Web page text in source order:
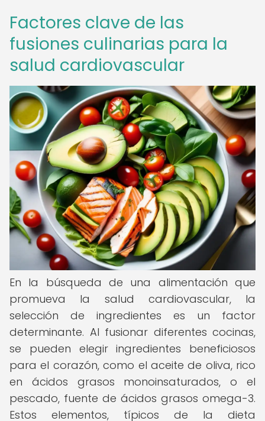
Factores clave de las
fusiones culinarias para la
salud cardiovascular
En la búsqueda de una alimentación que
promueva la salud cardiovascular, la
selección de ingredientes es un factor
determinante. Al fusionar diferentes cocinas,
se pueden elegir ingredientes beneficiosos
para el corazón, como el aceite de oliva, rico
en ácidos grasos monoinsaturados, o el
pescado, fuente de ácidos grasos omega-3.
Estos elementos, típicos de la dieta